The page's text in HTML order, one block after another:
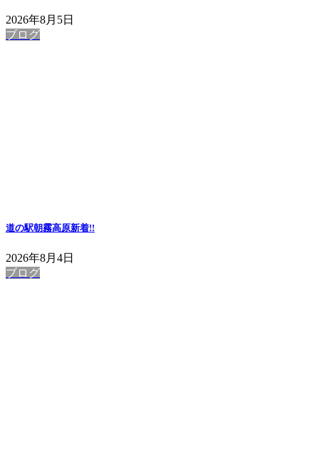
2026年8月5日
ブログ
道の駅朝霧高原新着!!
2026年8月4日
ブログ